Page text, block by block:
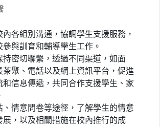
內各組別溝通，協調學生支援服務，
參與訓育和輔導學生工作。
持密切聯繫，透過不同渠道，如面
茶聚、電話以及網上資訊平台，促進
和信息傳遞，共同合作支援學生、家
、情意問卷等途徑，了解學生的情意
展，以及相關措施在校內推行的成